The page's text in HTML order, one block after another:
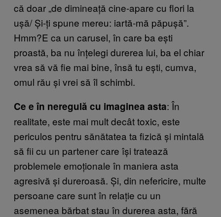
că doar „de dimineață cine-apare cu flori la
ușă/ Și-ți spune mereu: iartă-mă păpușă”.
Hmm?E ca un carusel, în care ba ești
proastă, ba nu înțelegi durerea lui, ba el chiar
vrea să vă fie mai bine, însă tu ești, cumva,
omul rău și vrei să îl schimbi.
Ce e în neregulă cu imaginea asta: În
realitate, este mai mult decât toxic, este
periculos pentru sănătatea ta fizică și mintală
să fii cu un partener care își tratează
problemele emoționale în maniera asta
agresivă și dureroasă. Și, din nefericire, multe
persoane care sunt în relație cu un
asemenea bărbat stau în durerea asta, fără